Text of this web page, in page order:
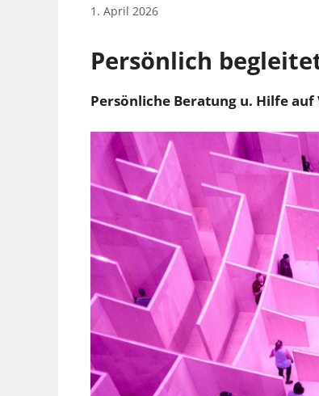
1. April 2026
Persönlich
Persönliche Beratung u. Hilfe